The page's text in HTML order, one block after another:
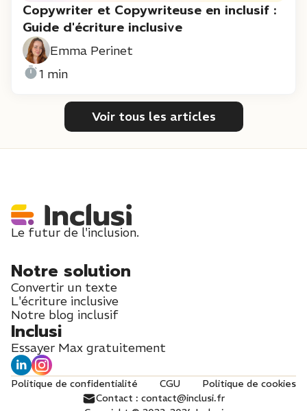
Copywriter et Copywriteuse en inclusif :
Guide d'écriture inclusive
Emma Perinet
1 min
Voir tous les articles
Le futur de l'inclusion.
Notre solution
Convertir un texte
L'écriture inclusive
Notre blog inclusif
Inclusi
Essayer Max gratuitement
Politique de confidentialité CGU
Politique de cookies
Contact : contact@inclusi.fr